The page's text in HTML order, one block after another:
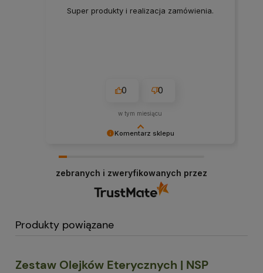
Komentarz sklepu
sensu.
Super produkty i realizacja zamówienia.
0 0
w tym miesiącu
zebranych i zweryfikowanych przez
Produkty powiązane
Zestaw Olejków Eterycznych | NSP